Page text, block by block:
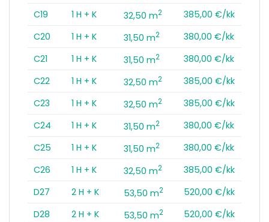
C19
1 H + K 32,50 m2
385,00 €/kk
C20
1 H + K 31,50 m2
380,00 €/kk
C21
1 H + K 31,50 m2
380,00 €/kk
C22
1 H + K 32,50 m2
385,00 €/kk
C23
1 H + K 32,50 m2
385,00 €/kk
C24
1 H + K 31,50 m2
380,00 €/kk
C25
1 H + K 31,50 m2
380,00 €/kk
C26
1 H + K 32,50 m2
385,00 €/kk
D27
2 H + K 53,50 m2
520,00 €/kk
D28
2 H + K 53,50 m2
520,00 €/kk